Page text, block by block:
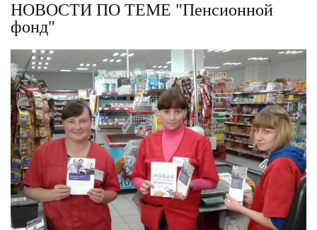
НОВОСТИ ПО ТЕМЕ "Пенсионной
фонд"